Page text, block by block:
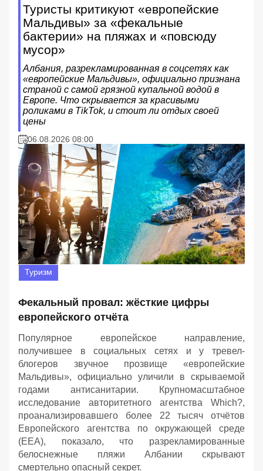
Туристы критикуют «европейские
Мальдивы» за «фекальные
бактерии» на пляжах и «повсюду
мусор»
Албания, разрекламированная в соцсетях как
«европейские Мальдивы», официально признана
страной с самой грязной купальной водой в
Европе. Что скрывается за красивыми
роликами в TikTok, и стоит ли отдых своей
цены
06.08.2026 08:00
Туризм
Фекальный провал: жёсткие цифры
европейского отчёта
Популярное европейское направление,
получившее в социальных сетях и у тревел-
блогеров звучное прозвище «европейские
Мальдивы», официально уличили в скрываемой
годами антисанитарии. Крупномасштабное
исследование авторитетного агентства Which?,
проанализировавшего более 22 тысяч отчётов
Европейского агентства по окружающей среде
(EEA), показало, что разрекламированные
белоснежные пляжи Албании скрывают
смертельно опасный секрет.